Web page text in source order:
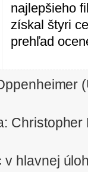
najlepšieho
získal štyri
prehľad
hlavnej